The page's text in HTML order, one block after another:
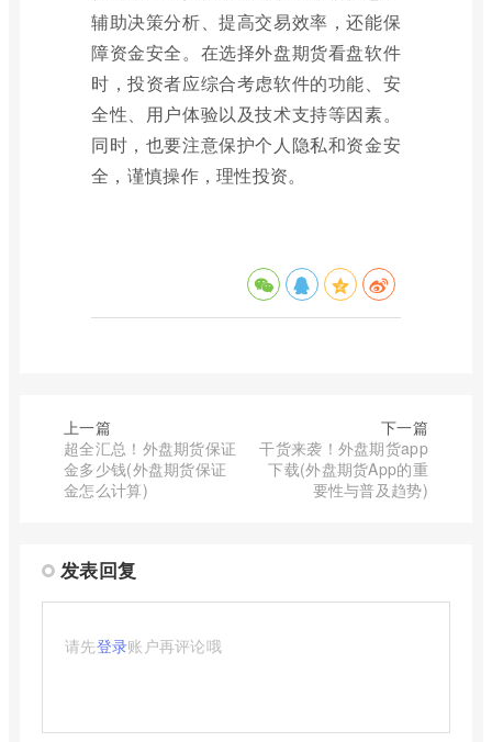
辅助决策分析、提高交易效率，还能保
障资金安全。在选择外盘期货看盘软件
时，投资者应综合考虑软件的功能、安
全性、用户体验以及技术支持等因素。
同时，也要注意保护个人隐私和资金安
全，谨慎操作，理性投资。
上一篇
超全汇总！外盘期货保证
金多少钱(外盘期货保证
金怎么计算)
下一篇
干货来袭！外盘期货app
下载(外盘期货App的重
要性与普及趋势)
发表回复
请先登录账户再评论哦